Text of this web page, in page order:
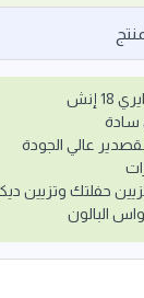
إنش
سادة
عالي الجودة
حفلتك وتزيين
البالون